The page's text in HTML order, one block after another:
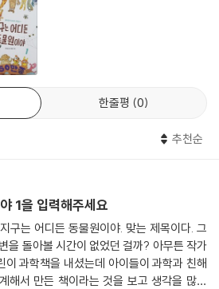
하루에 500종의 생물이 사라진대요. 우리
기 전에 사라진 동물은 얼마나 많을까요?
물원, 함께 살아가야 할 모두의 집이에요. 우
보면 작은 곤충도 다시 보여요. 알고 보면
리가 몰랐던 이 세상 동물 이야기를 들어보
생명일기를 만나보세요.
일러스트, 실물과 비슷한 동물 그림, 그리고
양한 그림들로 구성되어 있어요. 지루하지
한줄평 0
추천순
1을 입력해주세요
구는 어디든 동물원이야. 맞는 제목이다. 그
을 돌아볼 시간이 없었던 걸까? 아무튼 작가
과학책을 내셨는데 아이들이 과학과 친해
해서 만든 책이라는 것을 보고 생각을 많이